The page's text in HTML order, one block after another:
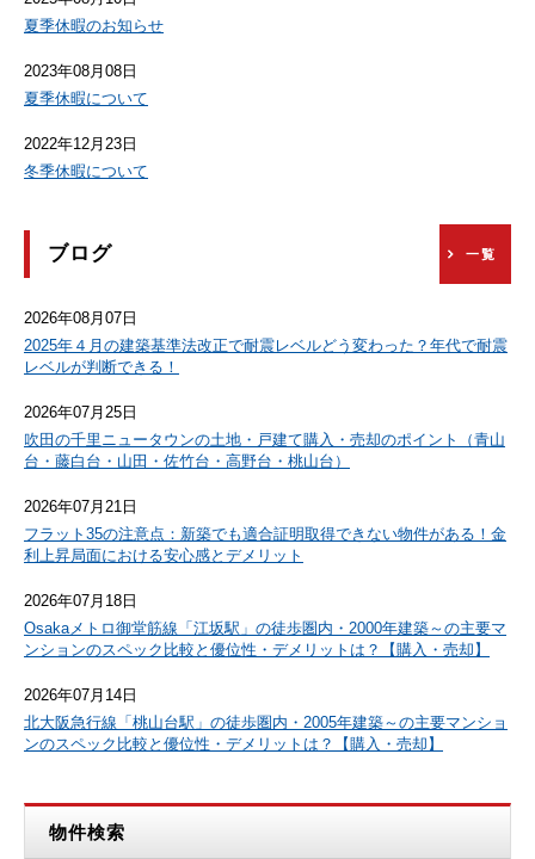
夏季休暇のお知らせ
2023年08月08日
夏季休暇について
2022年12月23日
冬季休暇について
ブログ 一覧
2026年08月07日
2025年４月の建築基準法改正で耐震レベルどう変わった？年代で耐震
レベルが判断できる！
2026年07月25日
吹田の千里ニュータウンの土地・戸建て購入・売却のポイント（青山
台・藤白台・山田・佐竹台・高野台・桃山台）
2026年07月21日
フラット35の注意点：新築でも適合証明取得できない物件がある！金
利上昇局面における安心感とデメリット
2026年07月18日
Osakaメトロ御堂筋線「江坂駅」の徒歩圏内・2000年建築～の主要マ
ンションのスペック比較と優位性・デメリットは？【購入・売却】
2026年07月14日
北大阪急行線「桃山台駅」の徒歩圏内・2005年建築～の主要マンショ
ンのスペック比較と優位性・デメリットは？【購入・売却】
物件検索